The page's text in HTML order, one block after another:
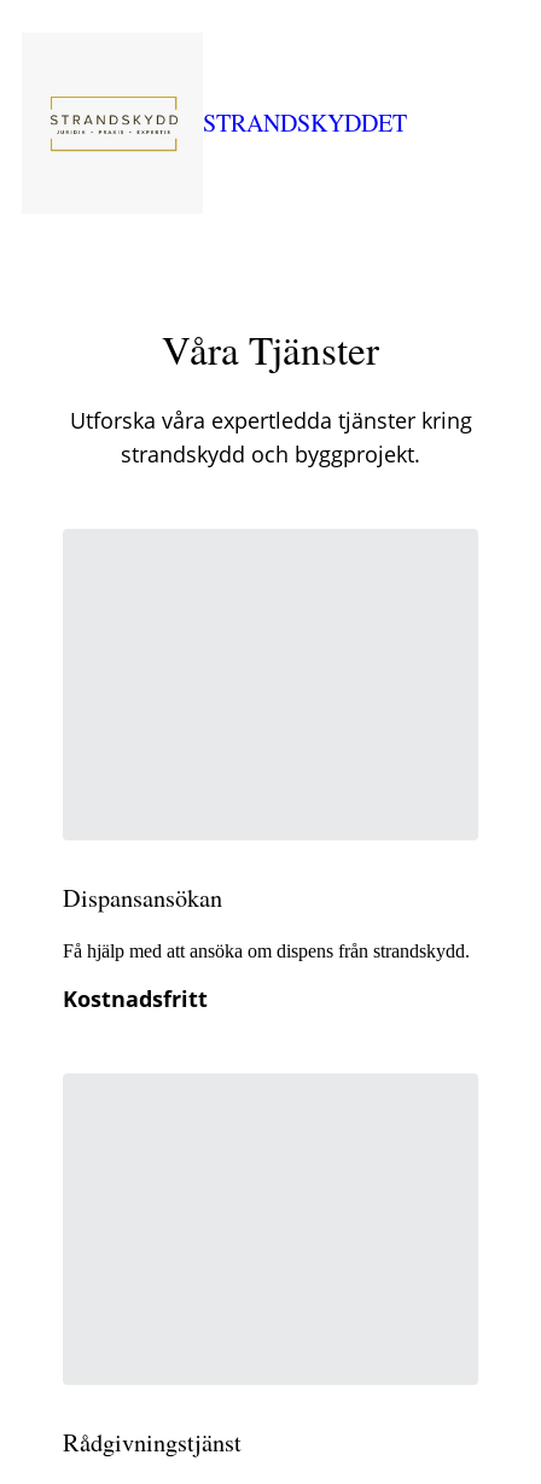
STRANDSKYDDET
Våra Tjänster
Utforska våra expertledda tjänster kring
strandskydd och byggprojekt.
Dispansansökan
Få hjälp med att ansöka om dispens från strandskydd.
Kostnadsfritt
Rådgivningstjänst